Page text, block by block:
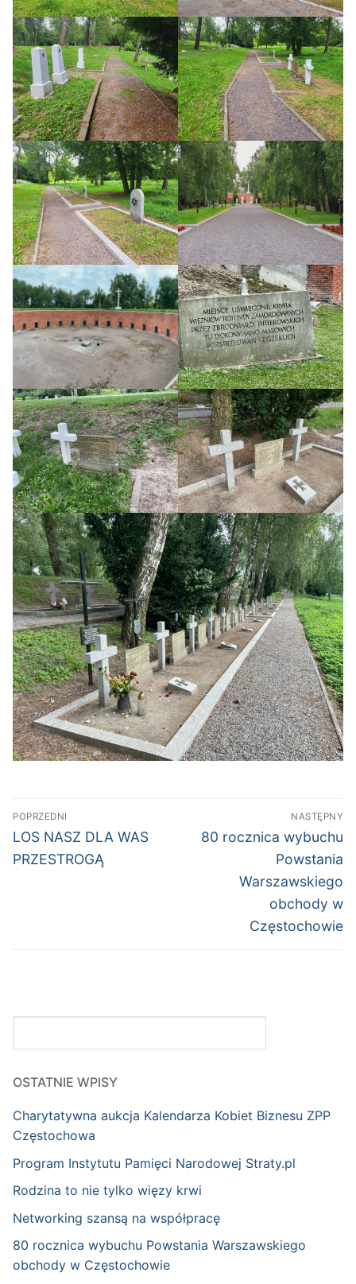
Nawigacja
wpisu
POPRZEDNI
Poprzedni
wpis:
LOS NASZ DLA WAS
PRZESTROGĄ
NASTĘPNY
Następny
80 rocznica wybuchu
Powstania
Warszawskiego
obchody w
Częstochowie
OSTATNIE WPISY
Charytatywna aukcja Kalendarza Kobiet Biznesu ZPP
Częstochowa
Program Instytutu Pamięci Narodowej Straty.pl
Rodzina to nie tylko więzy krwi
Networking szansą na współpracę
80 rocznica wybuchu Powstania Warszawskiego
obchody w Częstochowie